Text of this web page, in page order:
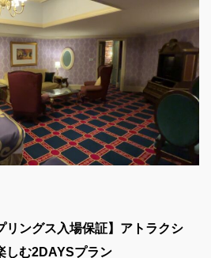
リングス入場保証】アトラクシ
しむ2DAYSプラン